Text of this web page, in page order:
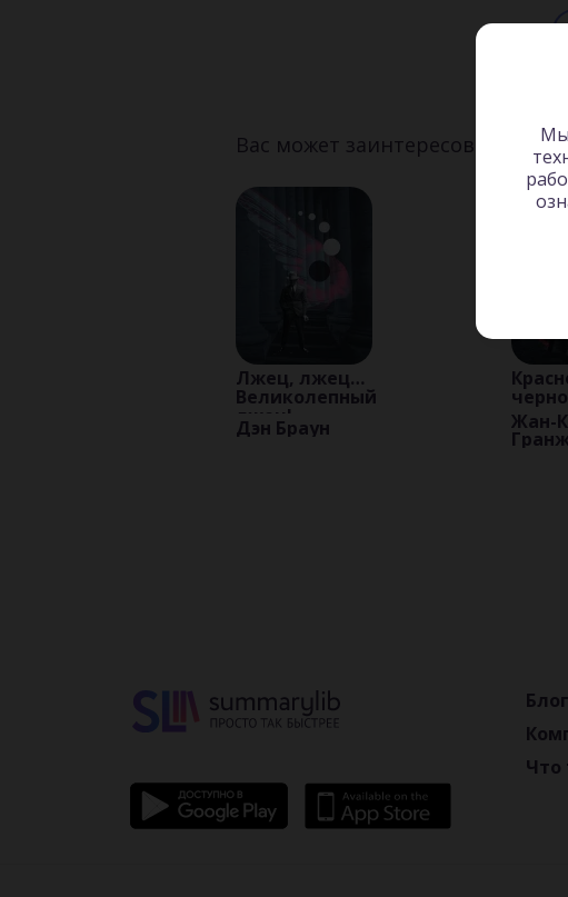
Вас может заинтересовать:
Лжец, лжец…
Великолепный
лжец!
Дэн Браун
Жан-
Блог
Что
Мы